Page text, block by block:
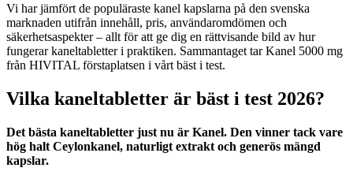
Vi har jämfört de populäraste kanel kapslarna på den svenska
marknaden utifrån innehåll, pris, användaromdömen och
säkerhetsaspekter – allt för att ge dig en rättvisande bild av hur
fungerar kaneltabletter i praktiken. Sammantaget tar Kanel 5000 mg
från HIVITAL förstaplatsen i vårt bäst i test.
Vilka kaneltabletter är bäst i test 2026?
Det bästa kaneltabletter just nu är Kanel. Den vinner tack vare
hög halt Ceylonkanel, naturligt extrakt och generös mängd
kapslar.